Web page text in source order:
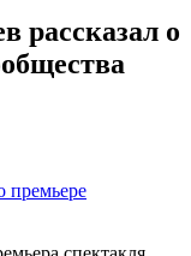
рассказал о